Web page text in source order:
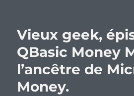
Vieux geek,
QBasic Money
l’ancêtre de
Money.